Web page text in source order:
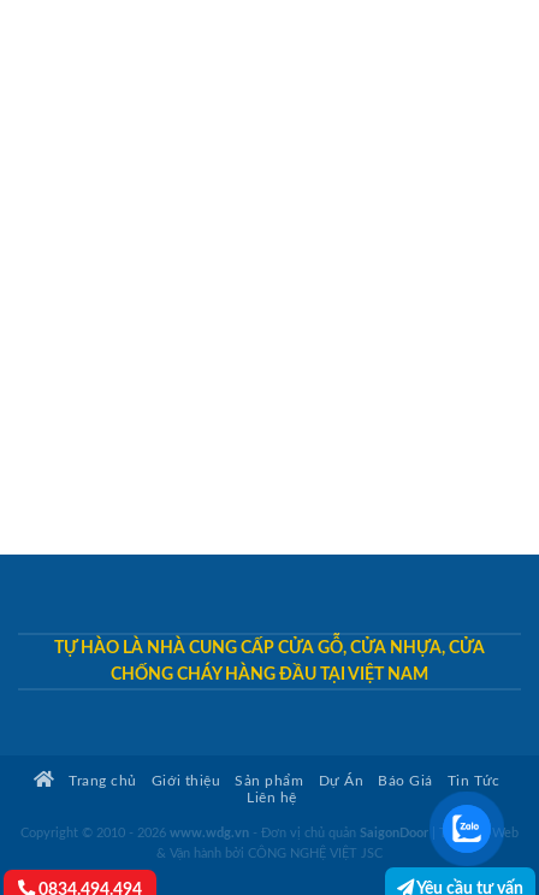
TỰ HÀO LÀ NHÀ CUNG CẤP CỬA GỖ, CỬA NHỰA, CỬA
CHỐNG CHÁY HÀNG ĐẦU TẠI VIỆT NAM
Trang chủ Giới thiệu Sản phẩm Dự Án Báo Giá
Tin Tức
Liên hệ
Copyright © 2010 - 2026 www.wdg.vn - Đơn vị chủ quản SaigonDoor
Thiết kế Web
& Vận hành bởi CÔNG NGHỆ VIỆT JSC
0834.494.494 Yêu cầu tư vấn